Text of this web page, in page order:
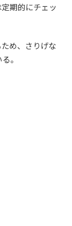
期的にチェッ
め、さりげな
。